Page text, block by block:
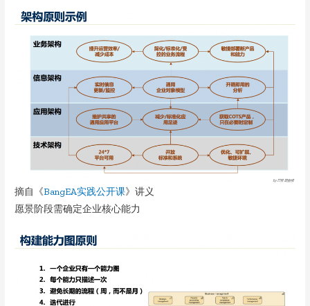
摘自《BangEA实践公开课》讲义
愿景阶段需确定企业核心能力